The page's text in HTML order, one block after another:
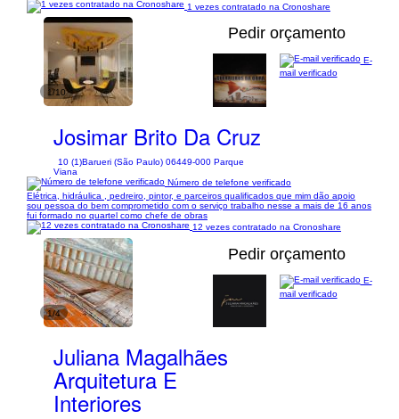
1 vezes contratado na Cronoshare
1/10
Pedir orçamento
Josimar Brito Da Cruz
10 (1)Barueri (São Paulo) 06449-000 Parque
Viana
E-
mail verificado
Número de telefone verificado
Elétrica, hidráulica , pedreiro, pintor, e parceiros qualificados que mim dão apoio
sou pessoa do bem comprometido com o serviço trabalho nesse a mais de 16 anos
fui formado no quartel como chefe de obras
12 vezes contratado na Cronoshare
1/4
Pedir orçamento
Juliana Magalhães
Arquitetura E
Interiores
E-
mail verificado